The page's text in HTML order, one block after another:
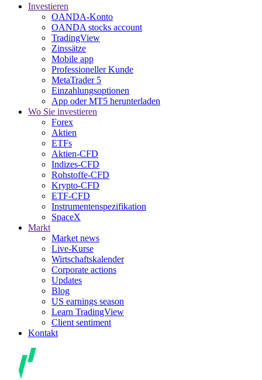
Investieren
OANDA-Konto
OANDA stocks account
TradingView
Zinssätze
Mobile app
Professioneller Kunde
MetaTrader 5
Einzahlungsoptionen
App oder MT5 herunterladen
Wo Sie investieren
Forex
Aktien
ETFs
Aktien-CFD
Indizes-CFD
Rohstoffe-CFD
Krypto-CFD
ETF-CFD
Instrumentenspezifikation
SpaceX
Markt
Market news
Live-Kurse
Wirtschaftskalender
Corporate actions
Updates
Blog
US earnings season
Learn TradingView
Client sentiment
Kontakt